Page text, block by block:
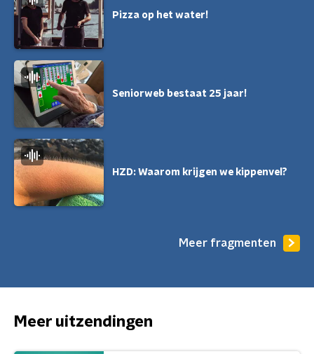
Pizza op het water!
Seniorweb bestaat 25 jaar!
HZD: Waarom krijgen we kippenvel?
Meer fragmenten
Meer uitzendingen